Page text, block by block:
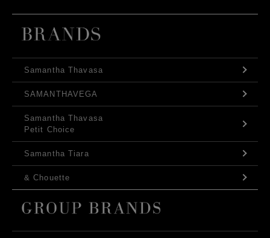
Samantha Thavasa
SAMANTHAVEGA
Samantha Thavasa
Petit Choice
Samantha Tiara
& Chouette